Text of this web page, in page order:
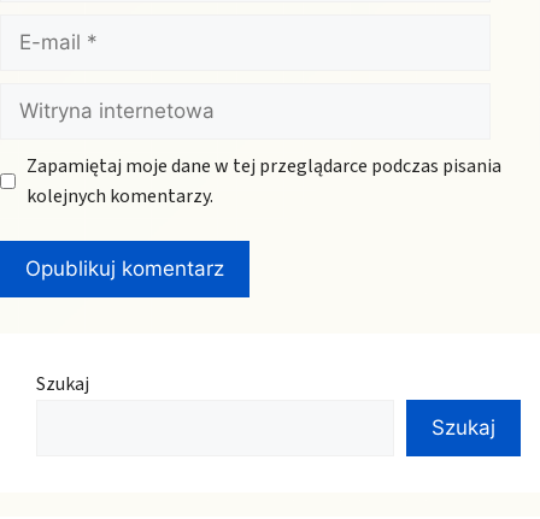
mail
Witryna
internetowa
Zapamiętaj moje dane w tej przeglądarce podczas pisania
kolejnych komentarzy.
Szukaj
Szukaj